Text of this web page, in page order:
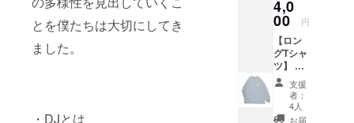
とを僕たちは大切にしてき
ました。
・DJとは
い。
4,0
00 円
【ロン
グTシャ
ツ】 サ
イズを
〈M/L/X
L/2XL〉
の中か
支援
者：
4人
お届